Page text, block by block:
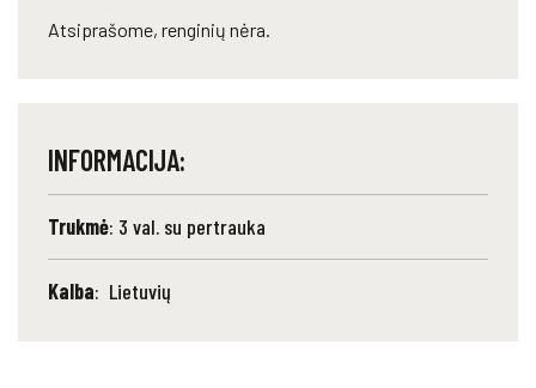
Atsiprašome, renginių nėra.
INFORMACIJA:
Trukmė: 3 val. su pertrauka
Kalba: Lietuvių